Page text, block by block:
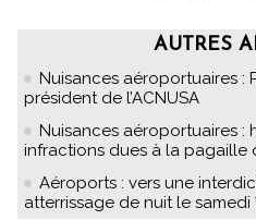
AUTRES
Nuisances aéroportuaires :
président de l’ACNUSA
Nuisances aéroportuaires :
infractions dues à la pagaille
Aéroports : vers une
atterrissage de nuit le samedi